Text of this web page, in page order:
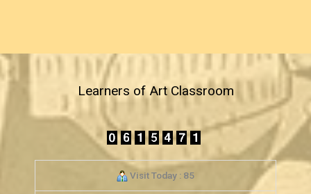
Learners of Art Classroom
Visit Today : 85